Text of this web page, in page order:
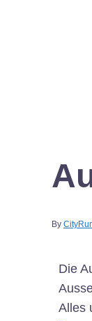
By
Die
Alles